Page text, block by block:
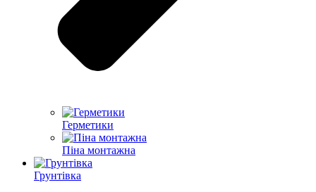
Герметики
Піна монтажна
Грунтівка